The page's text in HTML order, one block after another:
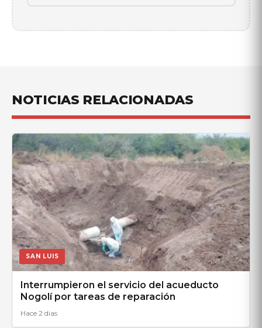
NOTICIAS RELACIONADAS
SAN LUIS
Interrumpieron el servicio del acueducto
Nogolí por tareas de reparación
Hace 2 dias